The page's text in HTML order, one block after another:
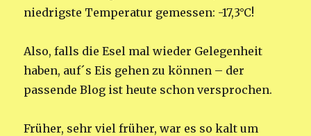
niedrigste Temperatur gemessen: -17,3°C!
Also, falls die Esel mal wieder Gelegenheit
haben, auf´s Eis gehen zu können – der
passende Blog ist heute schon versprochen.
Früher, sehr viel früher, war es so kalt um